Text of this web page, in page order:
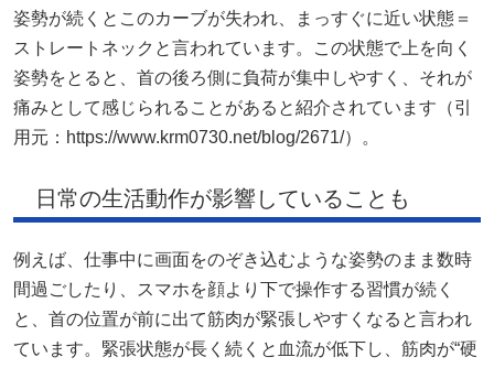
姿勢が続くとこのカーブが失われ、まっすぐに近い状態＝
ストレートネックと言われています。この状態で上を向く
姿勢をとると、首の後ろ側に負荷が集中しやすく、それが
痛みとして感じられることがあると紹介されています（引
用元：https://www.krm0730.net/blog/2671/）。
日常の生活動作が影響していることも
例えば、仕事中に画面をのぞき込むような姿勢のまま数時
間過ごしたり、スマホを顔より下で操作する習慣が続く
と、首の位置が前に出て筋肉が緊張しやすくなると言われ
ています。緊張状態が長く続くと血流が低下し、筋肉が“硬